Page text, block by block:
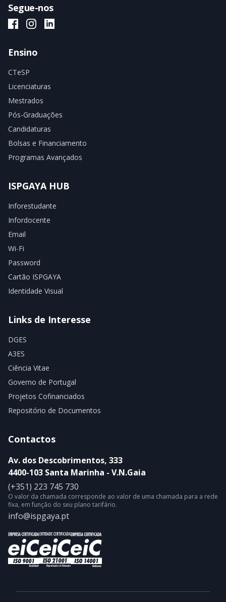
Segue-nos
ISPGAYA Facebook
ISPGAYA Instagram
ISPGAYA LinkedIn
Ensino
CTeSP
Licenciaturas
Mestrados
Pós-Graduações
Candidaturas
Bolsas e Financiamento
Programas Avançados
ISPGAYA HUB
Inforestudante
Infordocente
Email
Wi-Fi
Password
Cartão ISPGAYA
Identidade Visual
Links de Interesse
DGES
A3ES
Ciência Vitae
Governo de Portugal
Projetos Cofinanciados
Repositório de Documentos
Contactos
Av. dos Descobrimentos, 333
4400-103 Santa Marinha - V.N.Gaia
(+351) 223 745 730
O valor da chamada corresponde ao valor de uma chamada para a rede
fixa, em função do seu plano tarifário.
info@ispgaya.pt